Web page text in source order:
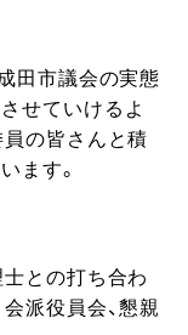
田市議会の実態
せていけるよ
員の皆さんと積
ます。
士との打ち合わ
派役員会、懇親